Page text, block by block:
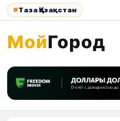
#Таза Қазақстан